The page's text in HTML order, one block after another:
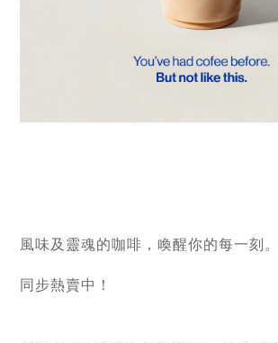
風味及靈魂的咖啡，喚醒你的每一刻。
同步熱賣中！